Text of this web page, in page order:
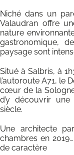
Niché dans un
Valaudran offre
nature
gastronomique,
paysage sont
Situé à Salbris, à
l’autoroute A71, le
cœur de la
d’y découvrir
siècle.
Une architecte
chambres en
de caractère